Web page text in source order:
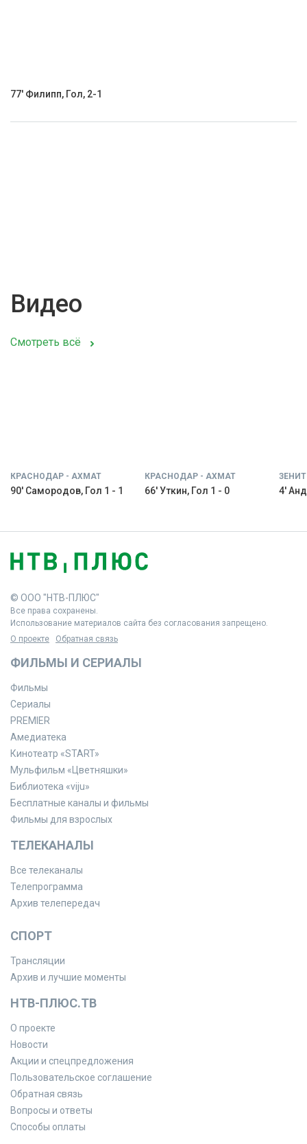
77' Филипп, Гол, 2-1
Видео
Смотреть всё
КРАСНОДАР - АХМАТ
90' Самородов, Гол 1 - 1
КРАСНОДАР - АХМАТ
66' Уткин, Гол 1 - 0 4'
© ООО "НТВ-ПЛЮС"
Все права сохранены.
Использование материалов сайта без согласования запрещено.
О проекте
Обратная связь
ФИЛЬМЫ И СЕРИАЛЫ
Фильмы
Сериалы
PREMIER
Амедиатека
Кинотеатр «START»
Мульфильм «Цветняшки»
Библиотека «viju»
Бесплатные каналы и фильмы
Фильмы для взрослых
ТЕЛЕКАНАЛЫ
Все телеканалы
Телепрограмма
Архив телепередач
СПОРТ
Трансляции
Архив и лучшие моменты
НТВ-ПЛЮС.ТВ
О проекте
Новости
Акции и спецпредложения
Пользовательское соглашение
Обратная связь
Вопросы и ответы
Способы оплаты